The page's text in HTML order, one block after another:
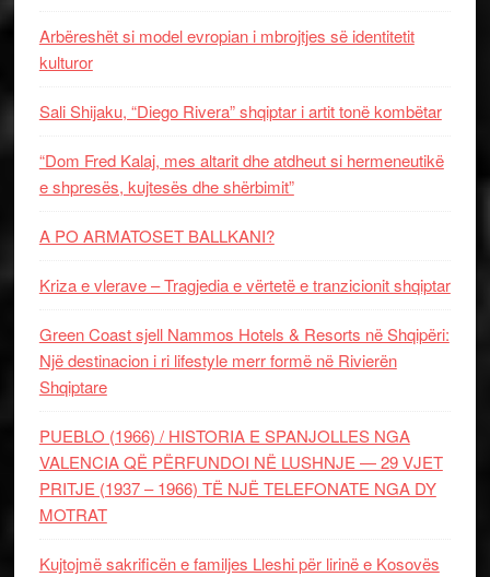
Arbëreshët si model evropian i mbrojtjes së identitetit
kulturor
Sali Shijaku, “Diego Rivera” shqiptar i artit tonë kombëtar
“Dom Fred Kalaj, mes altarit dhe atdheut si hermeneutikë
e shpresës, kujtesës dhe shërbimit”
A PO ARMATOSET BALLKANI?
Kriza e vlerave – Tragjedia e vërtetë e tranzicionit shqiptar
Green Coast sjell Nammos Hotels & Resorts në Shqipëri:
Një destinacion i ri lifestyle merr formë në Rivierën
Shqiptare
PUEBLO (1966) / HISTORIA E SPANJOLLES NGA
VALENCIA QË PËRFUNDOI NË LUSHNJE — 29 VJET
PRITJE (1937 – 1966) TË NJË TELEFONATE NGA DY
MOTRAT
Kujtojmë sakrificën e familjes Lleshi për lirinë e Kosovës